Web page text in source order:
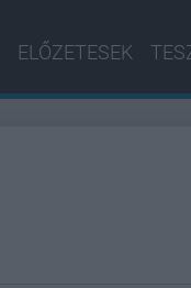
ELŐZETESEK